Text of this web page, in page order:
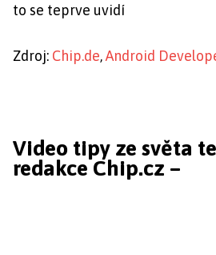
to se teprve uvidí
Zdroj: Chip.de,Android
Video tipy ze světa
redakce Chip.cz –